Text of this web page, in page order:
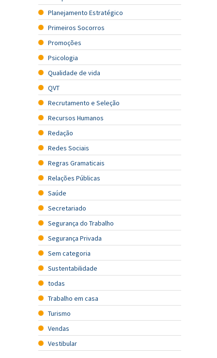
Planejamento Estratégico
Primeiros Socorros
Promoções
Psicologia
Qualidade de vida
QVT
Recrutamento e Seleção
Recursos Humanos
Redação
Redes Sociais
Regras Gramaticais
Relações Públicas
Saúde
Secretariado
Segurança do Trabalho
Segurança Privada
Sem categoria
Sustentabilidade
todas
Trabalho em casa
Turismo
Vendas
Vestibular